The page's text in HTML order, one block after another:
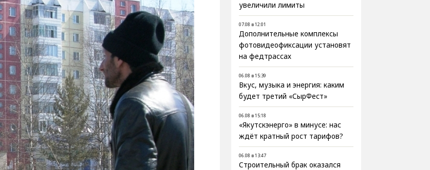
увеличили лимиты
07.08 в 12:01
Дополнительные комплексы
фотовидеофиксации установят
на федтрассах
06.08 в 15:39
Вкус, музыка и энергия: каким
будет третий «СырФест»
06.08 в 15:18
«Якутскэнерго» в минусе: нас
ждёт кратный рост тарифов?
06.08 в 13:47
Строительный брак оказался